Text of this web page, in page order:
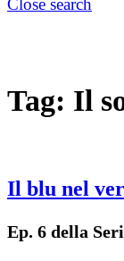
Close search
Tag: Il
Il blu nel
Ep. 6 della